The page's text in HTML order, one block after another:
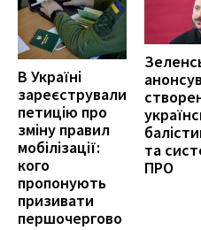
В Україні
зареєстрували
петицію про
зміну правил
мобілізації:
кого
пропонують
призивати
першочергово
та
ПРО